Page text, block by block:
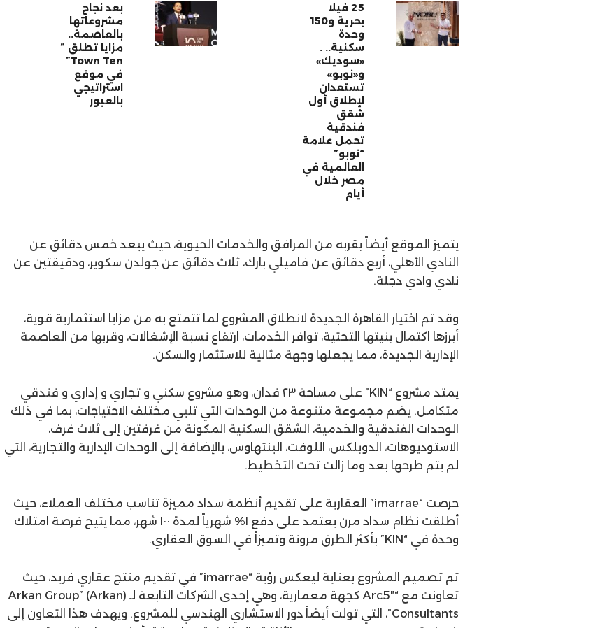
25 فيلا
بحرية و150
وحدة
سكنية.. .
«سوديك»
و«نوبو»
تستعدان
لإطلاق أول
شقق
فندقية
تحمل علامة
“نوبو”
العالمية في
مصر خلال
أيام
بعد نجاح
مشروعاتها
بالعاصمة..
مزايا تطلق ”
Town Ten”
في موقع
استراتيجي
بالعبور
يتميز الموقع أيضاً بقربه من المرافق والخدمات الحيوية، حيث يبعد خمس دقائق عن
النادي الأهلي، أربع دقائق عن فاميلي بارك، ثلاث دقائق عن جولدن سكوير، ودقيقتين عن
نادي وادي دجلة.
وقد تم اختيار القاهرة الجديدة لانطلاق المشروع لما تتمتع به من مزايا استثمارية قوية،
أبرزها اكتمال بنيتها التحتية، توافر الخدمات، ارتفاع نسبة الإشغالات، وقربها من العاصمة
الإدارية الجديدة، مما يجعلها وجهة مثالية للاستثمار والسكن.
يمتد مشروع “KIN” على مساحة ٢٣ فدان، وهو مشروع سكني و تجاري و إداري و فندقي
متكامل. يضم مجموعة متنوعة من الوحدات التي تلبي مختلف الاحتياجات، بما في ذلك
الوحدات الفندقية والخدمية، الشقق السكنية المكونة من غرفتين إلى ثلاث غرف،
الاستوديوهات، الدوبلكس، اللوفت، البنتهاوس، بالإضافة إلى الوحدات الإدارية والتجارية، التي
لم يتم طرحها بعد وما زالت تحت التخطيط.
حرصت “imarrae” العقارية على تقديم أنظمة سداد مميزة تناسب مختلف العملاء، حيث
أطلقت نظام سداد مرن يعتمد على دفع ١% شهرياً لمدة ١٠٠ شهر، مما يتيح فرصة امتلاك
وحدة في “KIN” بأكثر الطرق مرونة وتميزاً في السوق العقاري.
تم تصميم المشروع بعناية ليعكس رؤية “imarrae” في تقديم منتج عقاري فريد، حيث
تعاونت مع “Arc5″ كجهة معمارية، وهي إحدى الشركات التابعة لـ (Arkan Group” (Arkan
Consultants”، التي تولت أيضاً دور الاستشاري الهندسي للمشروع. ويهدف هذا التعاون إلى